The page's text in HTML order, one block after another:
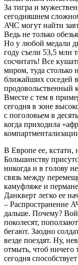
За тигра и
сегодняшнем
АЧС могут найти
Ведь не только
Но у любой медали
году съели 53,5 млн
сосчитать! Все
миром, туда столько
ближайших соседей
продовольственный
Вместе с тем в
сегодня в зоне
с поголовьем в
когда приходила
В Европе ее, кстати,
Большинству
никогда и в голову
связь между
камуфляже и
Данкверт легко ее
– Распространение
дальше. Почему?
поколесят,
бегают. Заодно
везде поездят. Ну,
отмыть, чтоб
сегодня